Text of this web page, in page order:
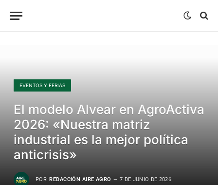
EVENTOS Y FERIAS
El modelo Alvear en AgroActiva
2026: «Nuestra matriz
industrial es la mejor política
anticrisis»
POR REDACCIÓN AIRE AGRO 7 DE JUNIO DE 2026